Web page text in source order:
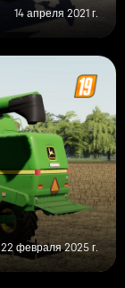
14 апреля 2021 г.
22 февраля 2025 г.